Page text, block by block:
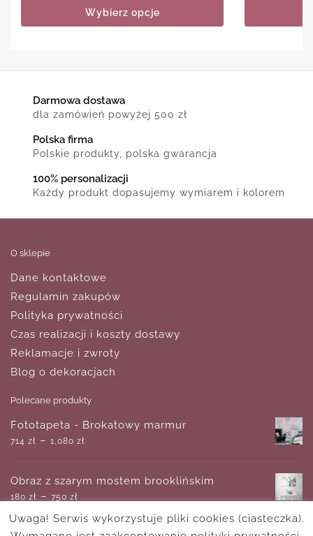
Wybierz opcje
Darmowa dostawa
dla zamówień powyżej 500 zł
Polska firma
Polskie produkty, polska gwarancja
100% personalizacji
Każdy produkt dopasujemy wymiarem i kolorem
O sklepie
Dane kontaktowe
Regulamin zakupów
Polityka prywatności
Czas realizacji i koszty dostawy
Reklamacje i zwroty
Blog o dekoracjach
Polecane produkty
Fototapeta - Brokatowy marmur
714 zł – 1,080 zł
Obraz z szarym mostem brooklińskim
180 zł – 750 zł
Uwaga! Serwis wykorzystuje pliki cookies (ciasteczka).